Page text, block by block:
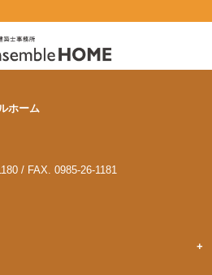
ホーム
/ FAX. 0985-26-1181